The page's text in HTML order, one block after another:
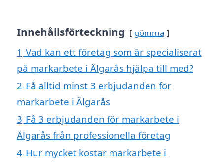
Innehållsförteckning gömma
1 Vad kan ett företag som är specialiserat
på markarbete i Älgarås hjälpa till med?
2 Få alltid minst 3 erbjudanden för
markarbete i Älgarås
3 Få 3 erbjudanden för markarbete i
Älgarås från professionella företag
4 Hur mycket kostar markarbete i